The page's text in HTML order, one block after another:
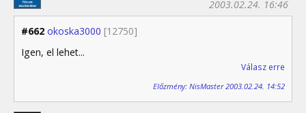
#662 okoska3000 [12750]
2003.02.24. 16:46
Igen, el lehet...
Válasz erre
Előzmény: NisMaster 2003.02.24. 14:52